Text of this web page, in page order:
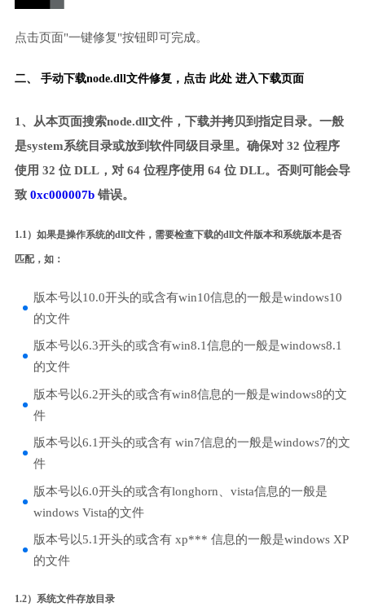
点击页面"一键修复"按钮即可完成。
二、 手动下载node.dll文件修复， 点击 此处 进入下载页面
1、从本页面搜索node.dll文件，下载并拷贝到指定目录。一般
是system系统目录或放到软件同级目录里。确保对 32 位程序
使用 32 位 DLL，对 64 位程序使用 64 位 DLL。否则可能会导
致 0xc000007b错误。
1.1）如果是操作系统的dll文件，需要检查下载的dll文件版本和系统版本是否
匹配，如：
版本号以10.0开头的或含有win10信息的一般是windows10
的文件
版本号以6.3开头的或含有win8.1信息的一般是windows8.1
的文件
版本号以6.2开头的或含有win8信息的一般是windows8的文
件
版本号以6.1开头的或含有 win7信息的一般是windows7的文
件
版本号以6.0开头的或含有longhorn、vista信息的一般是
windows Vista的文件
版本号以5.1开头的或含有 xp*** 信息的一般是windows XP
的文件
1.2）系统文件存放目录